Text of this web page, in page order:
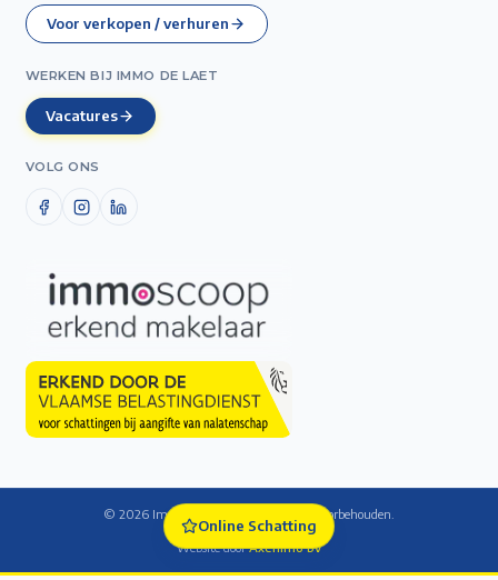
Voor verkopen / verhuren
WERKEN BIJ IMMO DE LAET
Vacatures
VOLG ONS
© 2026 Immo De Laet — Alle rechten voorbehouden.
Cookie-instellingen
Website door Axenimo bv
Online Schatting